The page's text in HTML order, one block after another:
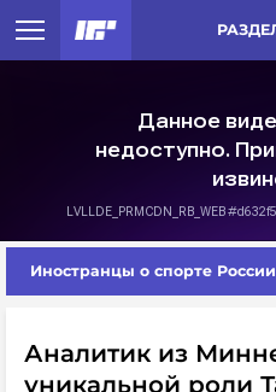
Иностранцы о спорте
Аналитик из
уникальной роли